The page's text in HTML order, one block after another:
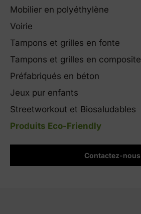
Mobilier en polyéthylène
Voirie
Tampons et grilles en fonte
Tampons et grilles en composite
Préfabriqués en béton
Jeux pur enfants
Streetworkout et Biosaludables
Produits Eco-Friendly
Contactez-nous